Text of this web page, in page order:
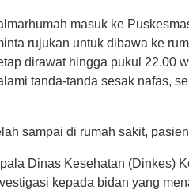
masuk ke
rujukan untuk dibawa ke
dirawat hingga pukul 22.00
tanda-tanda sesak nafas,
sampai di rumah sakit,
Dinas Kesehatan (Dinkes)
kepada bidan yang